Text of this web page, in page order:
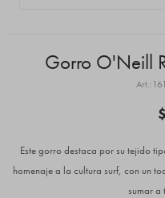
Gorro O'Neill
$
Este gorro destaca por su tejido
homenaje a la cultura surf, con un
sumar a